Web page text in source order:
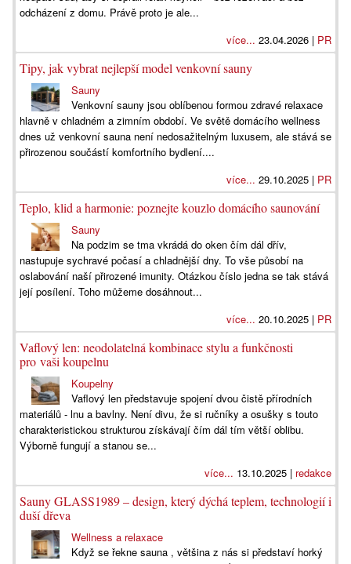
odcházení z domu. Právě proto je ale...
více... 23.04.2026 | PR
Tipy, jak vybrat nejlepší model venkovní sauny
Sauny
Venkovní sauny jsou oblíbenou formou zdravé relaxace
hlavně v chladném a zimním období. Ve světě domácího wellness
dnes už venkovní sauna není nedosažitelným luxusem, ale stává se
přirozenou součástí komfortního bydlení....
více... 29.10.2025 | PR
Teplo, klid a harmonie: poznejte kouzlo domácího saunování
Sauny
Na podzim se tma vkrádá do oken čím dál dřív,
nastupuje sychravé počasí a chladnější dny. To vše působí na
oslabování naší přirozené imunity. Otázkou číslo jedna se tak stává
její posílení. Toho můžeme dosáhnout...
více... 20.10.2025 | PR
Vaflový len: neodolatelná kombinace stylu a funkčnosti
pro vaši koupelnu
Koupelny
Vaflový len představuje spojení dvou čistě přírodních
materiálů - lnu a bavlny. Není divu, že si ručníky a osušky s touto
charakteristickou strukturou získávají čím dál tím větší oblibu.
Výborně fungují a stanou se...
více... 13.10.2025 | redakce
Sauny GLASS1989 – design, který dýchá teplem, technologií i
duší dřeva
Wellness a relaxace
Když se řekne sauna , většina z nás si představí horký